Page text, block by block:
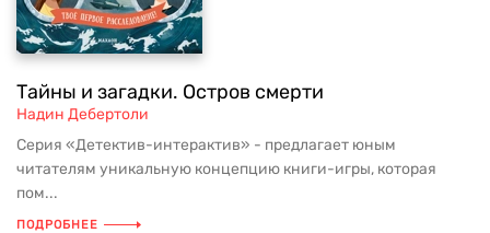
Тайны и загадки. Остров смерти
Надин Дебертоли
Серия «Детектив-интерактив» - предлагает юным
читателям уникальную концепцию книги-игры, которая
пом...
ПОДРОБНЕЕ